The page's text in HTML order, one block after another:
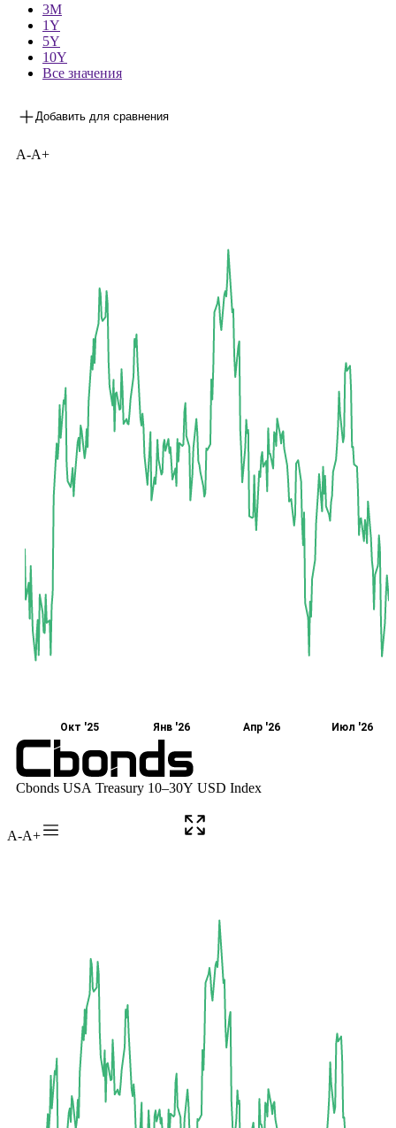
3М
1Y
5Y
10Y
Все значения
Добавить для сравнения
A-A+